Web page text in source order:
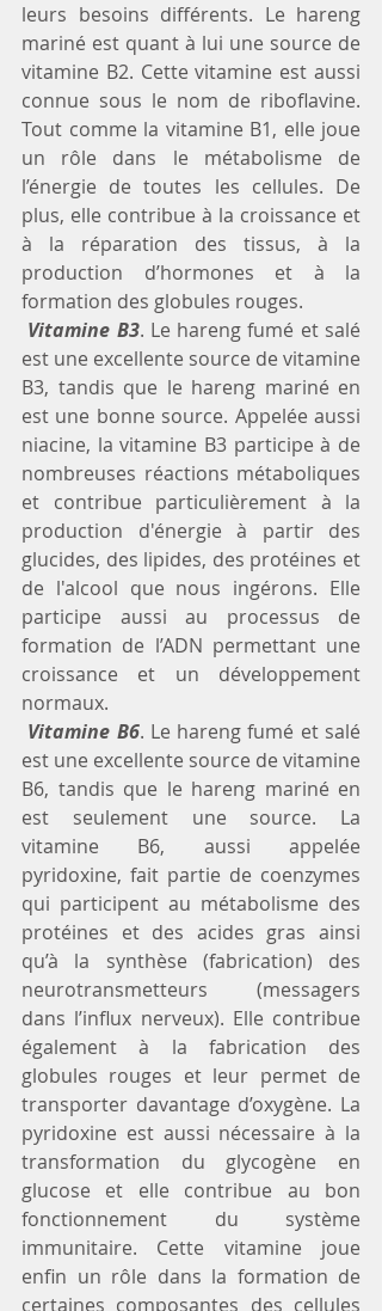
leurs besoins différents. Le hareng
mariné est quant à lui une source de
vitamine B2. Cette vitamine est aussi
connue sous le nom de riboflavine.
Tout comme la vitamine B1, elle joue
un rôle dans le métabolisme de
l’énergie de toutes les cellules. De
plus, elle contribue à la croissance et
à la réparation des tissus, à la
production d’hormones et à la
formation des globules rouges.
Vitamine B3. Le hareng fumé et salé
est une excellente source de vitamine
B3, tandis que le hareng mariné en
est une bonne source. Appelée aussi
niacine, la vitamine B3 participe à de
nombreuses réactions métaboliques
et contribue particulièrement à la
production d'énergie à partir des
glucides, des lipides, des protéines et
de l'alcool que nous ingérons. Elle
participe aussi au processus de
formation de l’ADN permettant une
croissance et un développement
normaux.
Vitamine B6. Le hareng fumé et salé
est une excellente source de vitamine
B6, tandis que le hareng mariné en
est seulement une source. La
vitamine B6, aussi appelée
pyridoxine, fait partie de coenzymes
qui participent au métabolisme des
protéines et des acides gras ainsi
qu’à la synthèse (fabrication) des
neurotransmetteurs (messagers
dans l’influx nerveux). Elle contribue
également à la fabrication des
globules rouges et leur permet de
transporter davantage d’oxygène. La
pyridoxine est aussi nécessaire à la
transformation du glycogène en
glucose et elle contribue au bon
fonctionnement du système
immunitaire. Cette vitamine joue
enfin un rôle dans la formation de
certaines composantes des cellules